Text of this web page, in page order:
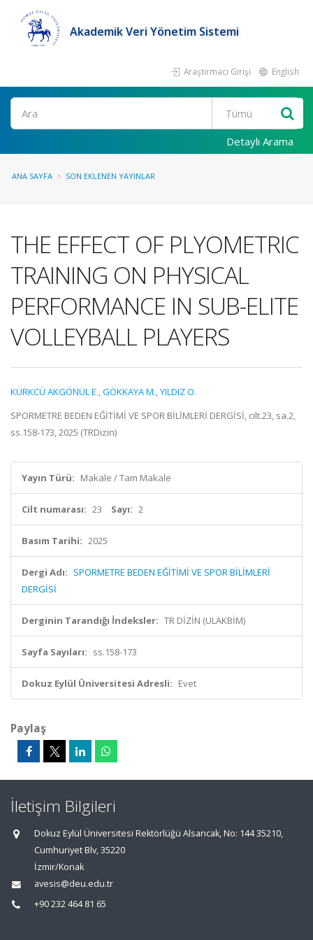
Akademik Veri Yönetim Sistemi
Araştırmacı Girişi English
Ara
Detaylı Arama
ANA SAYFA SON EKLENEN YAYINLAR
THE EFFECT OF PLYOMETRIC
TRAINING ON PHYSICAL
PERFORMANCE IN SUB-ELITE
VOLLEYBALL PLAYERS
KÜRKCÜ AKGÖNÜL E.,GÖKKAYA M.,YILDIZ O.
SPORMETRE BEDEN EĞİTİMİ VE SPOR BİLİMLERİ DERGİSİ, cilt.23, sa.2,
ss.158-173, 2025 (TRDizin)
Yayın Türü: Makale / Tam Makale
Cilt numarası: 23 Sayı: 2
Basım Tarihi: 2025
Dergi Adı: SPORMETRE BEDEN EĞİTİMİ VE SPOR BİLİMLERİ
DERGİSİ
Derginin Tarandığı İndeksler: TR DİZİN (ULAKBİM)
Sayfa Sayıları: ss.158-173
Dokuz Eylül Üniversitesi Adresli: Evet
Paylaş
İletişim Bilgileri
Dokuz Eylül Üniversitesi Rektörlüğü Alsancak, No: 144 35210,
Cumhuriyet Blv, 35220
İzmir/Konak
avesis@deu.edu.tr
+90 232 464 81 65